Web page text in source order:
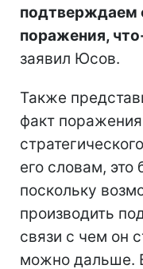
подтверждаем
поражения,
заявил Юсов.
Также
факт
его словам,
поскольку
производить
связи с чем он
можно дальше.